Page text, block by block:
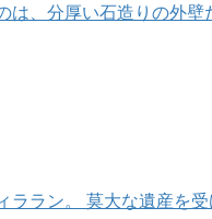
、分厚い石造りの外
ラン。 莫大な遺産を